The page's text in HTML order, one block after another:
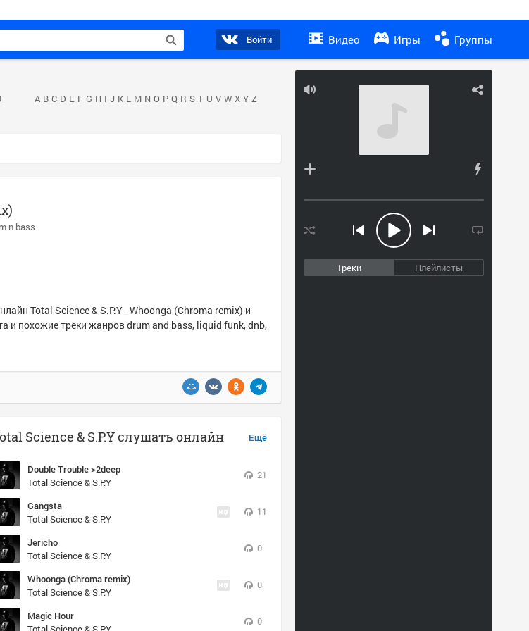
Войти Видео Игры Группы
Треки Плейлисты
A B C D E F G H I J K L M N O P Q R S T U V W X Y Z
n bass
Total Science & S.P.Y - Whoonga (Chroma remix) и
и похожие треки жанров drum and bass, liquid funk, dnb,
Ещё
Science & S.P.Y слушать онлайн
Double Trouble >2deep
Total Science & S.P.Y
21
Gangsta
Total Science & S.P.Y
11
Jericho
Total Science & S.P.Y
0
Whoonga (Chroma remix)
Total Science & S.P.Y
0
Magic Hour
0